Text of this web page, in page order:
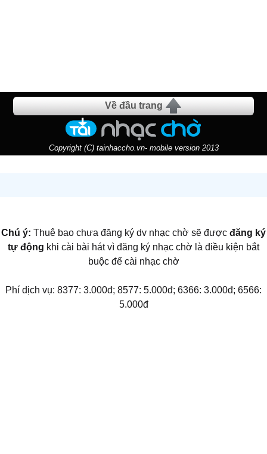
Về đầu trang
Copyright (C) tainhaccho.vn- mobile version 2013
Chú ý: Thuê bao chưa đăng ký dv nhạc chờ sẽ được đăng ký
tự động khi cài bài hát vì đăng ký nhạc chờ là điều kiện bắt
buộc để cài nhạc chờ
Phí dịch vụ: 8377: 3.000đ; 8577: 5.000đ; 6366: 3.000đ; 6566:
5.000đ